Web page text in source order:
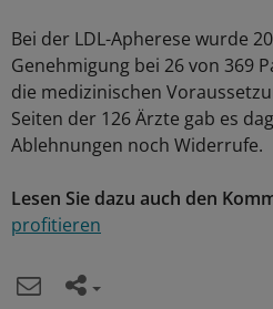
Bei der LDL-Apherese wurde
Genehmigung bei 26 von 369
die medizinischen
Seiten der 126 Ärzte gab es
Ablehnungen noch Widerrufe.
Lesen Sie dazu auch den
profitieren